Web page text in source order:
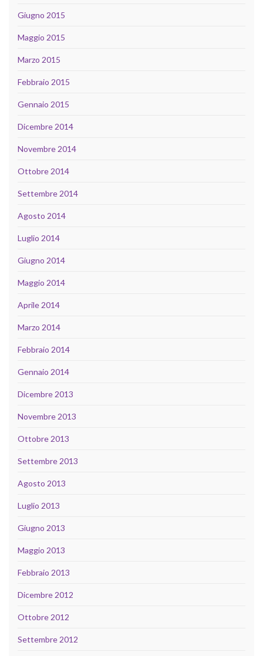
Giugno 2015
Maggio 2015
Marzo 2015
Febbraio 2015
Gennaio 2015
Dicembre 2014
Novembre 2014
Ottobre 2014
Settembre 2014
Agosto 2014
Luglio 2014
Giugno 2014
Maggio 2014
Aprile 2014
Marzo 2014
Febbraio 2014
Gennaio 2014
Dicembre 2013
Novembre 2013
Ottobre 2013
Settembre 2013
Agosto 2013
Luglio 2013
Giugno 2013
Maggio 2013
Febbraio 2013
Dicembre 2012
Ottobre 2012
Settembre 2012